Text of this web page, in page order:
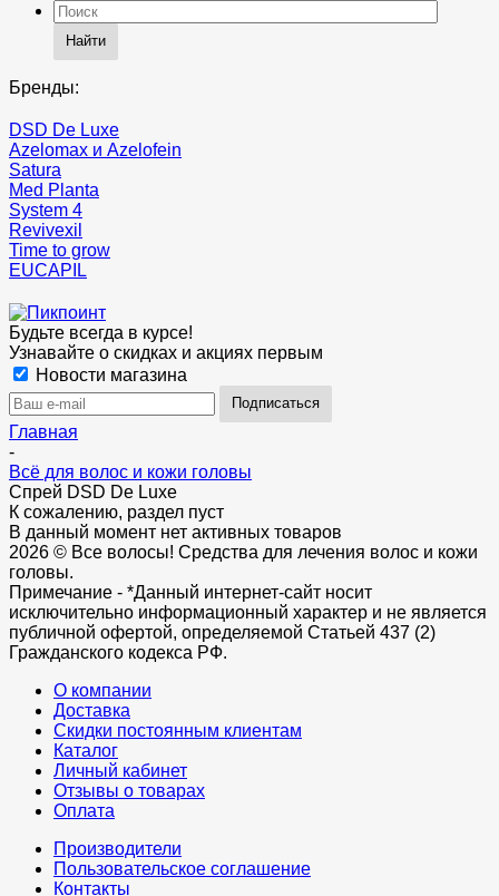
Найти
Бренды:
DSD De Luxe
Azelomax и Azelofein
Satura
Med Planta
System 4
Revivexil
Time to grow
EUCAPIL
Будьте всегда в курсе!
Узнавайте о скидках и акциях первым
Новости магазина
Главная
-
Всё для волос и кожи головы
Спрей DSD De Luxe
К сожалению, раздел пуст
В данный момент нет активных товаров
2026 © Все волосы! Средства для лечения волос и кожи
головы.
Примечание - *Данный интернет-сайт носит
исключительно информационный характер и не является
публичной офертой, определяемой Статьей 437 (2)
Гражданского кодекса РФ.
О компании
Доставка
Скидки постоянным клиентам
Каталог
Личный кабинет
Отзывы о товарах
Оплата
Производители
Пользовательское соглашение
Контакты